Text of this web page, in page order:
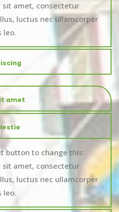
sit amet, consectetur
luctus nec ullamcorper
leo.
amet
button to change this
sit amet, consectetur
luctus nec ullamcorper
leo.